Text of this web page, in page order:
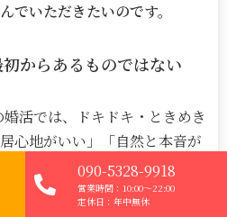
でいただきたいのです。
初からあるものではない
婚活では、ドキドキ・ときめき
心地がいい」「自然と本音が
が、長期的な相性の判断とし
090-5328-9918
営業時間：10:00～22:00
定休日：年中無休